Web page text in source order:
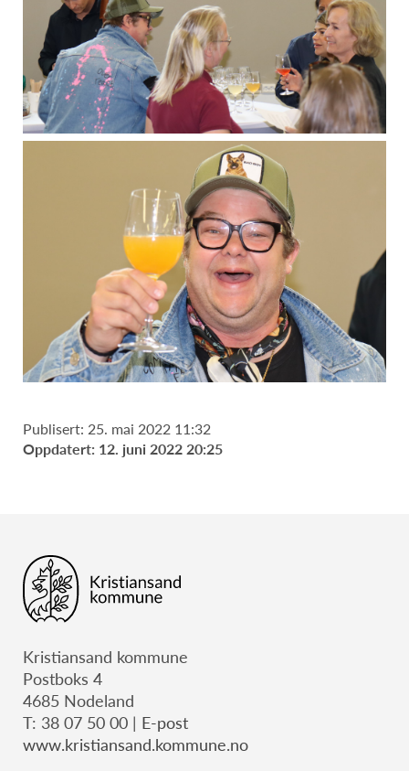
Publisert: 25. mai 2022 11:32
Oppdatert: 12. juni 2022 20:25
Kristiansand kommune
Postboks 4
4685 Nodeland
T: 38 07 50 00 | E-post
www.kristiansand.kommune.no